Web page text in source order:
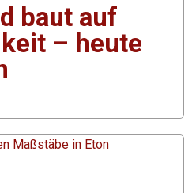
baut auf
– heute